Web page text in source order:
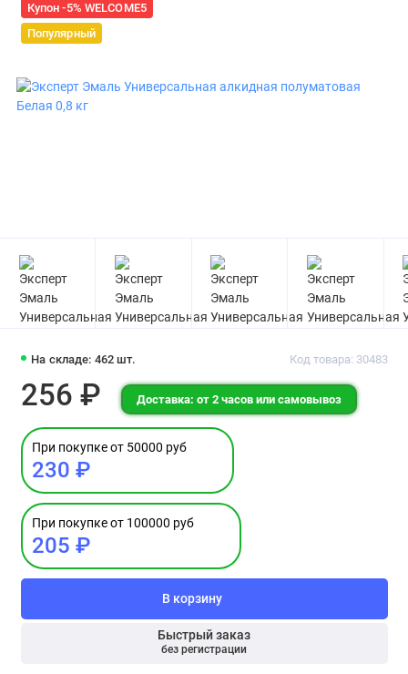
Купон -5% WELCOME5
Популярный
На складе: 462 шт. Код товара: 30483
256 ₽ Доставка: от 2 часов или самовывоз
При покупке от 50000 руб
230 ₽
При покупке от 100000 руб
205 ₽
В корзину
Быстрый заказ
без регистрации